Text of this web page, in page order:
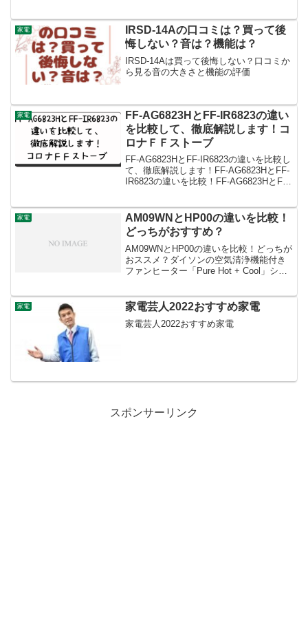
家電
IRSD-14Aの口コミは？買って後
悔しない？音は？機能は？
IRSD-14Aは買って後悔しない？口コミか
ら見る音の大きさと機能の評価
家電
FF-AG6823HとFF-IR6823の違い
を比較して、徹底解説します！コ
ロナＦＦストーブ
FF-AG6823HとFF-IR6823の違いを比較し
て、徹底解説します！FF-AG6823HとFF-
IR6823の違いを比較！FF-AG6823HとFF-
イプ...
家電
AM09WNとHP00の違いを比較！
どっちがおすすめ？
AM09WNとHP00の違いを比較！どっちが
おススメ？ダイソンの空気清浄機能付き
ファンヒーター「Pure Hot + Cool」シリ
と涼風モードを備え、夏冬の両...
家電 家電芸人2022おすすめ家電
家電芸人2022おすすめ家電
スポンサーリンク